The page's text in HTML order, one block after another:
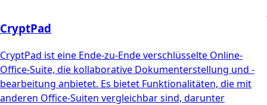
CryptPad
CryptPad ist eine Ende-zu-Ende verschlüsselte Online-
Office-Suite, die kollaborative Dokumenterstellung und -
bearbeitung anbietet. Es bietet Funktionalitäten, die mit
anderen Office-Suiten vergleichbar sind, darunter